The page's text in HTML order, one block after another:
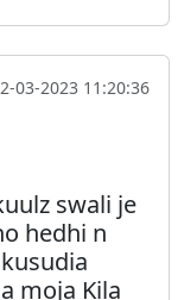
03-2023 11:20:36
swali je
hedhi n
moja Kila